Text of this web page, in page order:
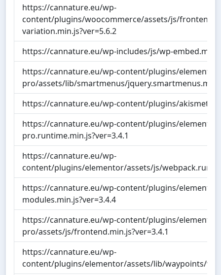
https://cannature.eu/wp-
content/plugins/woocommerce/assets/js/frontend/
variation.min.js?ver=5.6.2
https://cannature.eu/wp-includes/js/wp-
https://cannature.eu/wp-content/plugins/elementor-
pro/assets/lib/smartmenus/
https://cannature.eu/wp-content/plugins/akismet/
https://cannature.eu/wp-content/plugins/
pro.runtime.min.js?ver=3.4.1
https://cannature.eu/wp-
content/plugins/elementor/assets/js/
https://cannature.eu/wp-content/plugins/
modules.min.js?ver=3.4.4
https://cannature.eu/wp-content/plugins/elementor-
pro/assets/js/frontend.min.js?ver=3.4.1
https://cannature.eu/wp-
content/plugins/elementor/assets/lib/waypoints/